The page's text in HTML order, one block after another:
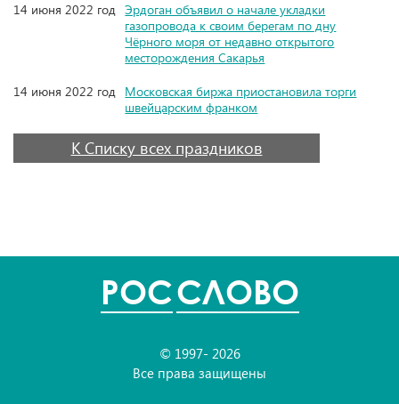
14 июня 2022 год Эрдоган объявил о начале укладки
газопровода к своим берегам по дну
Чёрного моря от недавно открытого
месторождения Сакарья
14 июня 2022 год Московская биржа приостановила торги
швейцарским франком
К Списку всех праздников
POCСЛОВО
© 1997- 2026
Все права защищены